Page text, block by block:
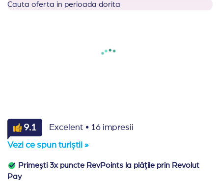
Cauta oferta in perioada dorita
9.1 Excelent · 16 impresii
Vezi ce spun turiștii »
Primești 3x puncte RevPoints la plățile prin Revolut
Pay